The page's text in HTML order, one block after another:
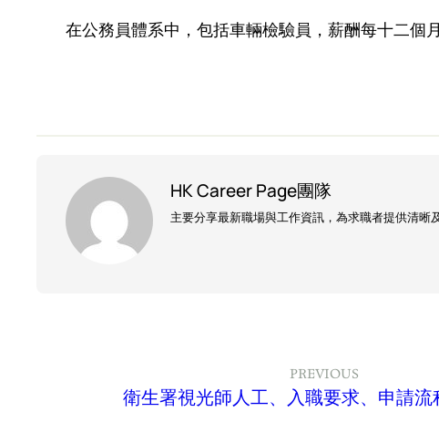
在公務員體系中，包括車輛檢驗員，薪酬每十二個
HK Career Page團隊
主要分享最新職場與工作資訊，為求職者提供清晰
PREVIOUS
衛生署視光師人工、入職要求、申請流